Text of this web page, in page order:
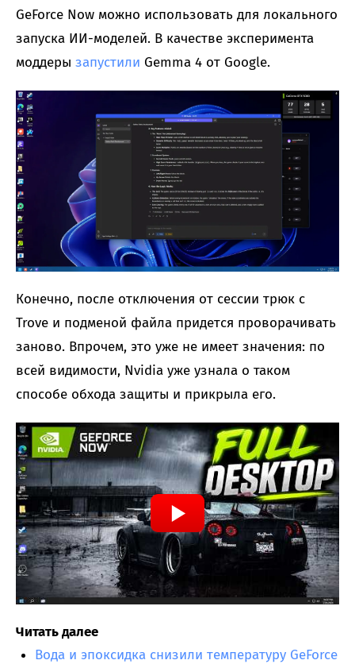
GeForce Now можно использовать для локального
запуска ИИ-моделей. В качестве эксперимента
моддеры запустили Gemma 4 от Google.
Конечно, после отключения от сессии трюк с
Trove и подменой файла придется проворачивать
заново. Впрочем, это уже не имеет значения: по
всей видимости, Nvidia уже узнала о таком
способе обхода защиты и прикрыла его.
Читать далее
Вода и эпоксидка снизили температуру GeForce